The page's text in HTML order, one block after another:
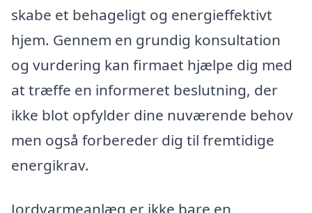
skabe et behageligt og energieffektivt
hjem. Gennem en grundig konsultation
og vurdering kan firmaet hjælpe dig med
at træffe en informeret beslutning, der
ikke blot opfylder dine nuværende behov
men også forbereder dig til fremtidige
energikrav.
Jordvarmeanlæg er ikke bare en